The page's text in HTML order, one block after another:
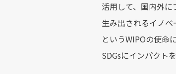
活用して、国内外
生み出されるイノ
というWIPOの使命
SDGsにインパクト